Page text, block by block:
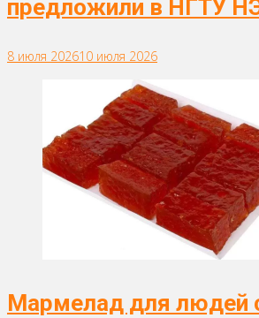
предложили в НГТУ
8 июля 202610 июля 2026
Мармелад для людей